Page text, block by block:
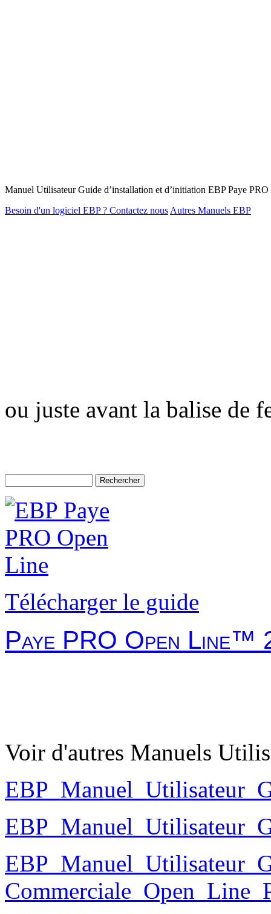
Manuel Utilisateur Guide d’installation et d’initiation EBP Paye
Besoin d'un logiciel EBP ? Contactez nous Autres Manuels EBP
ou juste avant la balise de
Télécharger le guide
Paye PRO Open Line™
Voir d'autres Manuels